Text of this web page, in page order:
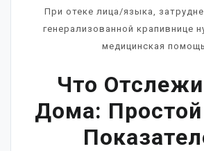
При отеке лица/языка,
генерализованной крапивнице
медицинская помощь.
Что
Дома: